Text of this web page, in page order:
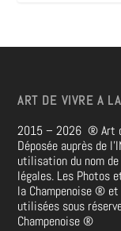
ART DE VIVRE A
2015 – 2026®Art
Déposée auprès de
utilisation du nom
légales. Les Photos
la Champenoise® et
utilisées sous
Champenoise®